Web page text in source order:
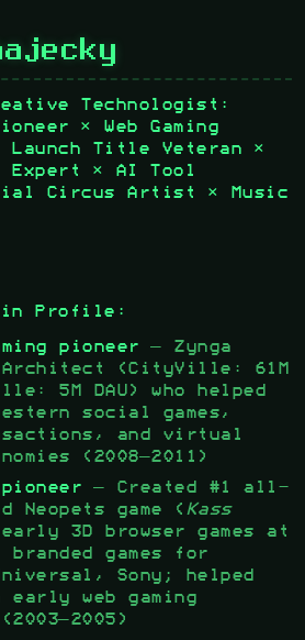
Technologist:
× Web Gaming
Launch Title Veteran ×
Expert × AI Tool
Circus Artist × Music
Profile:
pioneer — Zynga
Architect (CityVille: 61M
5M DAU) who helped
social games,
and virtual
(2008–2011)
pioneer — Created #1 all-
Neopets game ( Kass
3D browser games at
games for
Sony; helped
web gaming